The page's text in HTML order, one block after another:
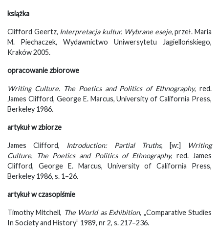
książka
Clifford Geertz, Interpretacja kultur. Wybrane eseje, przeł. Maria
M. Piechaczek, Wydawnictwo Uniwersytetu Jagiellońskiego,
Kraków 2005.
opracowanie zbiorowe
Writing Culture. The Poetics and Politics of Ethnography, red.
James Clifford, George E. Marcus, University of California Press,
Berkeley 1986.
artykuł w zbiorze
James Clifford, Introduction: Partial Truths, [w:]
Writing
Culture, The Poetics and Politics of Ethnography, red. James
Clifford, George E. Marcus, University of California Press,
Berkeley 1986, s. 1–26.
artykuł w czasopiśmie
Timothy Mitchell, The World as Exhibition, „Comparative Studies
In Society and History” 1989, nr 2, s. 217–236.